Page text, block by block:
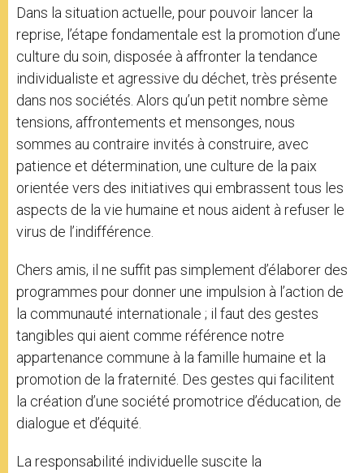
Dans la situation actuelle, pour pouvoir lancer la
reprise, l’étape fondamentale est la promotion d’une
culture du soin, disposée à affronter la tendance
individualiste et agressive du déchet, très présente
dans nos sociétés. Alors qu’un petit nombre sème
tensions, affrontements et mensonges, nous
sommes au contraire invités à construire, avec
patience et détermination, une culture de la paix
orientée vers des initiatives qui embrassent tous les
aspects de la vie humaine et nous aident à refuser le
virus de l’indifférence.
Chers amis, il ne suffit pas simplement d’élaborer des
programmes pour donner une impulsion à l’action de
la communauté internationale ; il faut des gestes
tangibles qui aient comme référence notre
appartenance commune à la famille humaine et la
promotion de la fraternité. Des gestes qui facilitent
la création d’une société promotrice d’éducation, de
dialogue et d’équité.
La responsabilité individuelle suscite la